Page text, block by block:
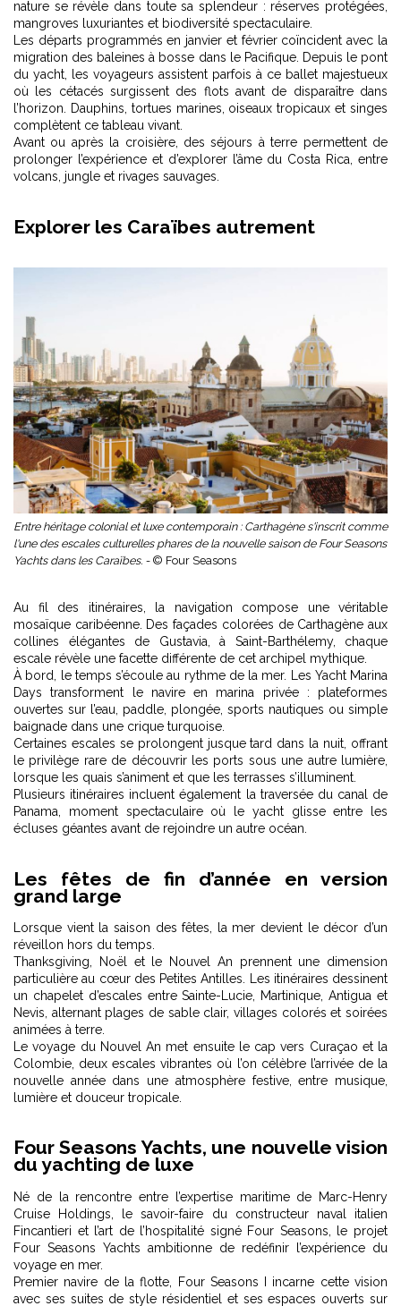
nature se révèle dans toute sa splendeur : réserves protégées,
mangroves luxuriantes et biodiversité spectaculaire.
Les départs programmés en janvier et février coïncident avec la
migration des baleines à bosse dans le Pacifique. Depuis le pont
du yacht, les voyageurs assistent parfois à ce ballet majestueux
où les cétacés surgissent des flots avant de disparaître dans
l’horizon. Dauphins, tortues marines, oiseaux tropicaux et singes
complètent ce tableau vivant.
Avant ou après la croisière, des séjours à terre permettent de
prolonger l’expérience et d’explorer l’âme du Costa Rica, entre
volcans, jungle et rivages sauvages.
Explorer les Caraïbes autrement
Entre héritage colonial et luxe contemporain : Carthagène s'inscrit comme
l'une des escales culturelles phares de la nouvelle saison de Four Seasons
Yachts dans les Caraïbes. - © Four Seasons
Au fil des itinéraires, la navigation compose une véritable
mosaïque caribéenne. Des façades colorées de Carthagène aux
collines élégantes de Gustavia, à Saint-Barthélemy, chaque
escale révèle une facette différente de cet archipel mythique.
À bord, le temps s’écoule au rythme de la mer. Les Yacht Marina
Days transforment le navire en marina privée : plateformes
ouvertes sur l’eau, paddle, plongée, sports nautiques ou simple
baignade dans une crique turquoise.
Certaines escales se prolongent jusque tard dans la nuit, offrant
le privilège rare de découvrir les ports sous une autre lumière,
lorsque les quais s’animent et que les terrasses s’illuminent.
Plusieurs itinéraires incluent également la traversée du canal de
Panama, moment spectaculaire où le yacht glisse entre les
écluses géantes avant de rejoindre un autre océan.
Les fêtes de fin d’année en version
grand large
Lorsque vient la saison des fêtes, la mer devient le décor d’un
réveillon hors du temps.
Thanksgiving, Noël et le Nouvel An prennent une dimension
particulière au cœur des Petites Antilles. Les itinéraires dessinent
un chapelet d’escales entre Sainte-Lucie, Martinique, Antigua et
Nevis, alternant plages de sable clair, villages colorés et soirées
animées à terre.
Le voyage du Nouvel An met ensuite le cap vers Curaçao et la
Colombie, deux escales vibrantes où l’on célèbre l’arrivée de la
nouvelle année dans une atmosphère festive, entre musique,
lumière et douceur tropicale.
Four Seasons Yachts, une nouvelle vision
du yachting de luxe
Né de la rencontre entre l’expertise maritime de Marc-Henry
Cruise Holdings, le savoir-faire du constructeur naval italien
Fincantieri et l’art de l’hospitalité signé Four Seasons, le projet
Four Seasons Yachts ambitionne de redéfinir l’expérience du
voyage en mer.
Premier navire de la flotte, Four Seasons I incarne cette vision
avec ses suites de style résidentiel et ses espaces ouverts sur